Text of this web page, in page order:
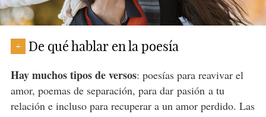
+ De qué hablar en la poesía
Hay muchos tipos de versos: poesías para reavivar el
amor, poemas de separación, para dar pasión a tu
relación e incluso para recuperar a un amor perdido. Las